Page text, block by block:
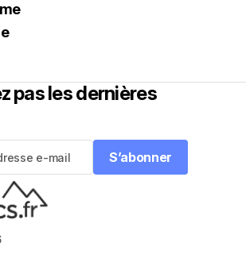
pas les dernières
S’abonner
S’abonner